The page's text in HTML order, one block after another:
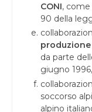
CONI, come
90 della
produzione
da parte
giugno
soccorso
alpino